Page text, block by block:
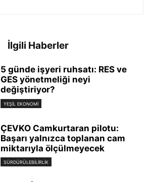
İlgili Haberler
5 günde işyeri ruhsatı: RES ve
GES yönetmeliği neyi
değiştiriyor?
YEŞIL EKONOMI
ÇEVKO Camkurtaran pilotu:
Başarı yalnızca toplanan cam
miktarıyla ölçülmeyecek
SÜRDÜRÜLEBILIRLIK